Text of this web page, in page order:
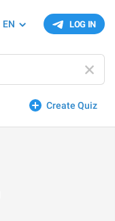
LOG IN
EN
Create Quiz